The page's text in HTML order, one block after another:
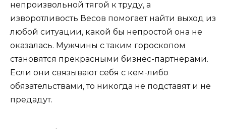
непроизвольной тягой к труду, а
изворотливость Весов помогает найти выход из
любой ситуации, какой бы непростой она не
оказалась. Мужчины с таким гороскопом
становятся прекрасными бизнес-партнерами.
Если они связывают себя с кем-либо
обязательствами, то никогда не подставят и не
предадут.